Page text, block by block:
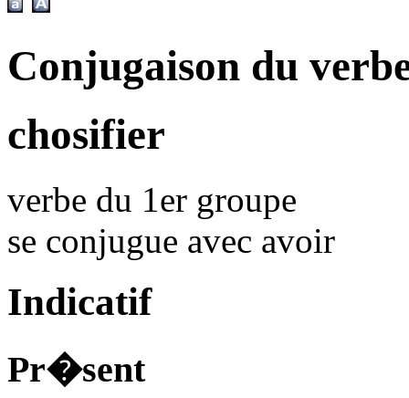
Conjugaison du
chosifier
verbe du 1er groupe
se conjugue avec avoir
Indicatif
Pr�sent